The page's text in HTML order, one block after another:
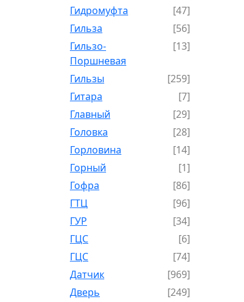
Гидромуфта
[47]
Гильза
[56]
Гильзо-
Поршневая
[13]
Гильзы
[259]
Гитара
[7]
Главный
[29]
Головка
[28]
Горловина
[14]
Горный
[1]
Гофра
[86]
ГТЦ
[96]
ГУР
[34]
ГЦC
[6]
ГЦС
[74]
Датчик
[969]
Дверь
[249]